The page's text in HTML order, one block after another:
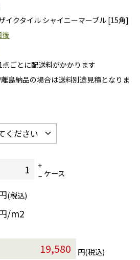
イクタイル シャイニーマーブル [15角]
後
ごとに配送料がかかります
島納品の場合は送料別途見積となりま
ケース
(税込)
/m2
円(税込)